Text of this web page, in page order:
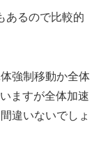
あるので比較的
強制移動か全体
ますが全体加速
違いないでしょ